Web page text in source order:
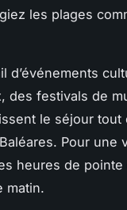
les plages
d’événements
des festivals de
le séjour tout
Pour une
heures de pointe
matin.